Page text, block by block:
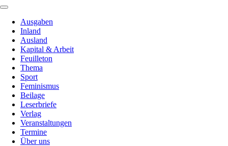
Ausgaben
Inland
Ausland
Kapital & Arbeit
Feuilleton
Thema
Sport
Feminismus
Beilage
Leserbriefe
Verlag
Veranstaltungen
Termine
Über uns